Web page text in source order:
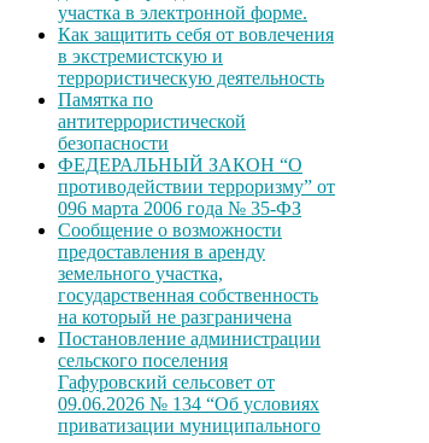
участка в электронной форме.
Как защитить себя от вовлечения
в экстремистскую и
террористическую деятельность
Памятка по
антитеррористической
безопасности
ФЕДЕРАЛЬНЫЙ ЗАКОН “О
противодействии терроризму” от
096 марта 2006 года № 35-ФЗ
Сообщение о возможности
предоставления в аренду
земельного участка,
государственная собственность
на который не разграничена
Постановление администрации
сельского поселения
Гафуровский сельсовет от
09.06.2026 № 134 “Об условиях
приватизации муниципального